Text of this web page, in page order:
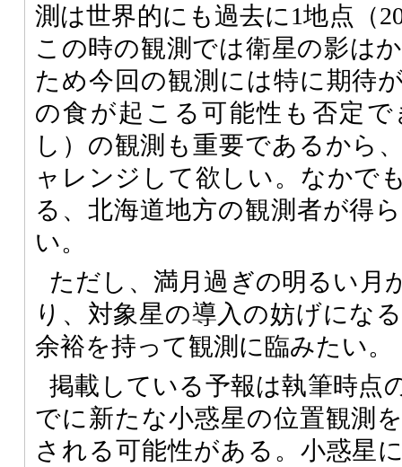
測は世界的にも過去に1地点（
この時の観測では衛星の影は
ため今回の観測には特に期待
の食が起こる可能性も否定
し）の観測も重要であるから
ャレンジして欲しい。なかで
る、北海道地方の観測者が得
い。
ただし、満月過ぎの明るい月
り、対象星の導入の妨げにな
余裕を持って観測に臨みたい。
掲載している予報は執筆時点
でに新たな小惑星の位置観測
される可能性がある。小惑星